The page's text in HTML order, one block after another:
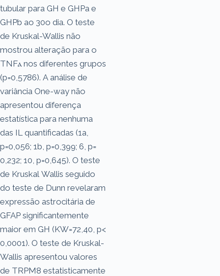
tubular para GH e GHPa e
GHPb ao 30o dia. O teste
de Kruskal-Wallis não
mostrou alteração para o
TNFⲁ nos diferentes grupos
(p=0,5786). A análise de
variância One-way não
apresentou diferença
estatística para nenhuma
das IL quantificadas (1a,
p=0,056; 1b, p=0,399; 6, p=
0,232; 10, p=0,645). O teste
de Kruskal Wallis seguido
do teste de Dunn revelaram
expressão astrocitária de
GFAP significantemente
maior em GH (KW=72,40, p<
0,0001). O teste de Kruskal-
Wallis apresentou valores
de TRPM8 estatisticamente